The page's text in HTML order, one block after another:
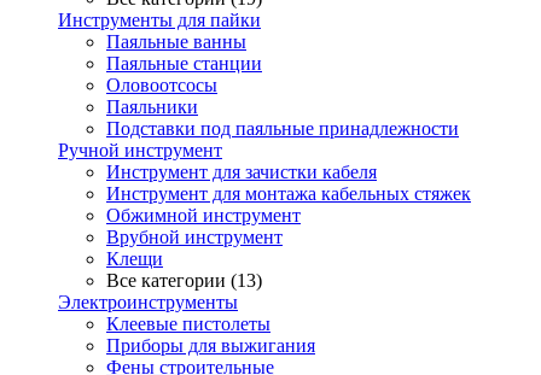
Инструменты для пайки
Паяльные ванны
Паяльные станции
Оловоотсосы
Паяльники
Подставки под паяльные принадлежности
Ручной инструмент
Инструмент для зачистки кабеля
Инструмент для монтажа кабельных стяжек
Обжимной инструмент
Врубной инструмент
Клещи
Все категории (13)
Электроинструменты
Клеевые пистолеты
Приборы для выжигания
Фены строительные